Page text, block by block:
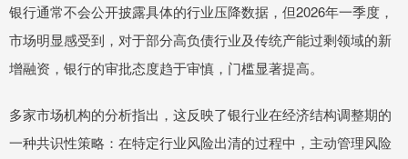
银行通常不会公开披露具体的行业压降数据，但2026年一季度，
市场明显感受到，对于部分高负债行业及传统产能过剩领域的新
增融资，银行的审批态度趋于审慎，门槛显著提高。
多家市场机构的分析指出，这反映了银行业在经济结构调整期的
一种共识性策略：在特定行业风险出清的过程中，主动管理风险